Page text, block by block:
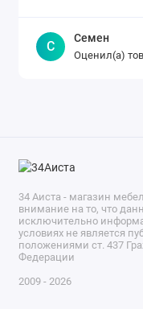
С
Семен
Оценил(а)
34 Аиста - магазин
внимание на то, что
исключительно
условиях не является
положениями ст. 437
Федерации
2009 - 2026